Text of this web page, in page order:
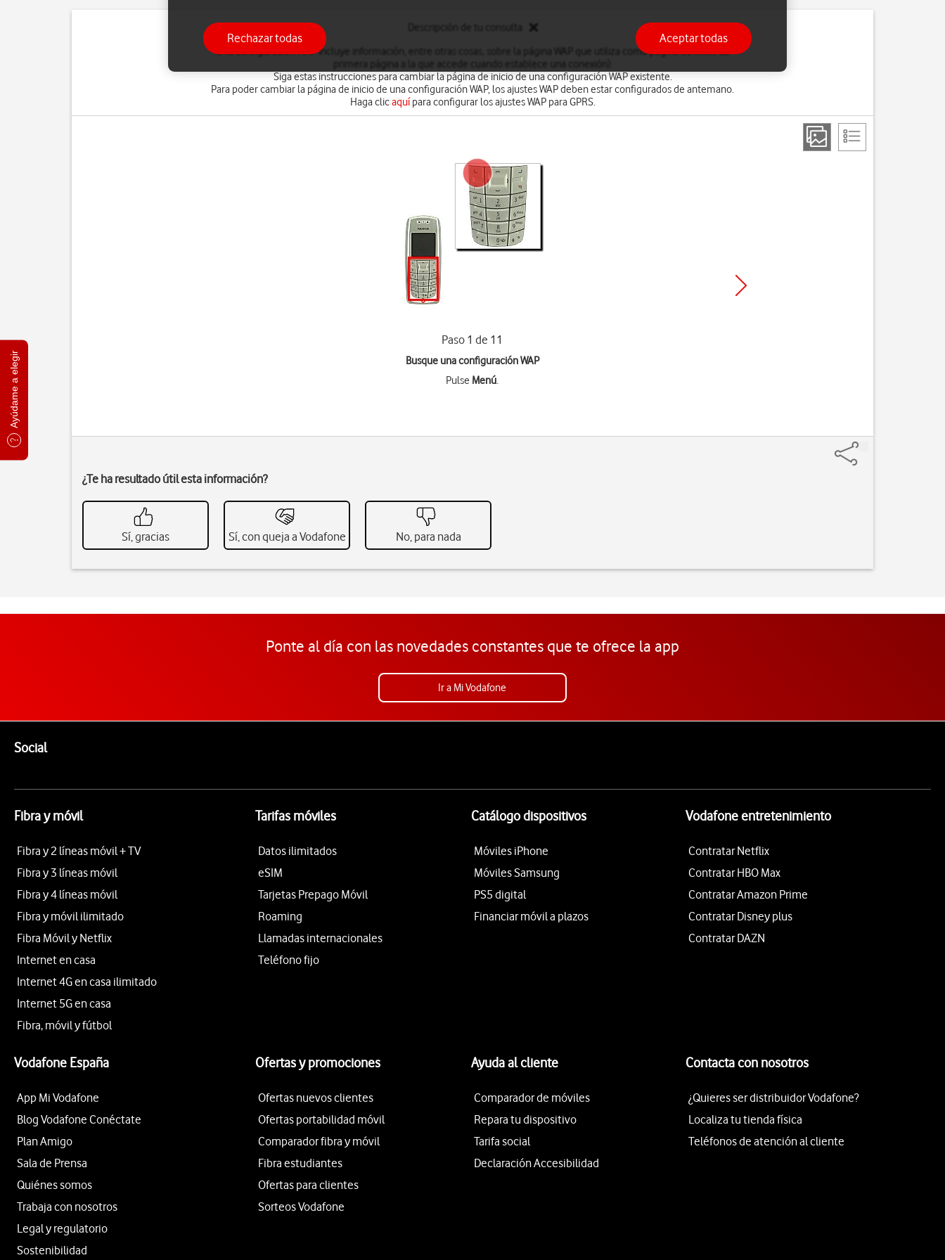
Ayúdame a elegir
Una configuración WAP incluye información, entre otras cosas, sobre la página WAP que utiliza como página de inicio (la
Siga estas instrucciones para cambiar la página de inicio de una configuración WAP existente.
Para poder cambiar la página de inicio de una configuración WAP, los ajustes WAP deben estar configurados de antemano.
Haga clicaquípara configurar los ajustes WAP para GPRS.
Paso 1 de 11
Busque una configuración WAP
Pulse Menú.
¿Te ha resultado útil esta información?
Sí, gracias Sí, con queja a Vodafone No, para nada
Ponte al día con las novedades constantes que te ofrece la app
Ir a Mi Vodafone
SocialEnlaces a las redes sociales de Vodafone
Fibra y móvil
Fibra y 2 líneas móvil + TV
Fibra y 3 líneas móvil
Fibra y 4 líneas móvil
Fibra y móvil ilimitado
Fibra Móvil y Netflix
Internet en casa
Internet 4G en casa ilimitado
Internet 5G en casa
Fibra, móvil y fútbol
Tarifas móviles
Datos ilimitados
eSIM
Tarjetas Prepago Móvil
Roaming
Llamadas internacionales
Teléfono fijo
Catálogo dispositivos
Móviles iPhone
Móviles Samsung
PS5 digital
Financiar móvil a plazos
Vodafone entretenimiento
Contratar Netflix
Contratar HBO Max
Contratar Amazon Prime
Contratar Disney plus
Contratar DAZN
Vodafone España
App Mi Vodafone
Blog Vodafone Conéctate
Plan Amigo
Sala de Prensa
Quiénes somos
Trabaja con nosotros
Legal y regulatorio
Sostenibilidad
Ofertas y promociones
Ofertas nuevos clientes
Ofertas portabilidad móvil
Comparador fibra y móvil
Fibra estudiantes
Ofertas para clientes
Sorteos Vodafone
Ayuda al cliente
Comparador de móviles
Repara tu dispositivo
Tarifa social
Declaración Accesibilidad
Contacta con nosotros
¿Quieres ser distribuidor Vodafone?
Localiza tu tienda física
Teléfonos de atención al cliente
Rechazar todas Aceptar todas